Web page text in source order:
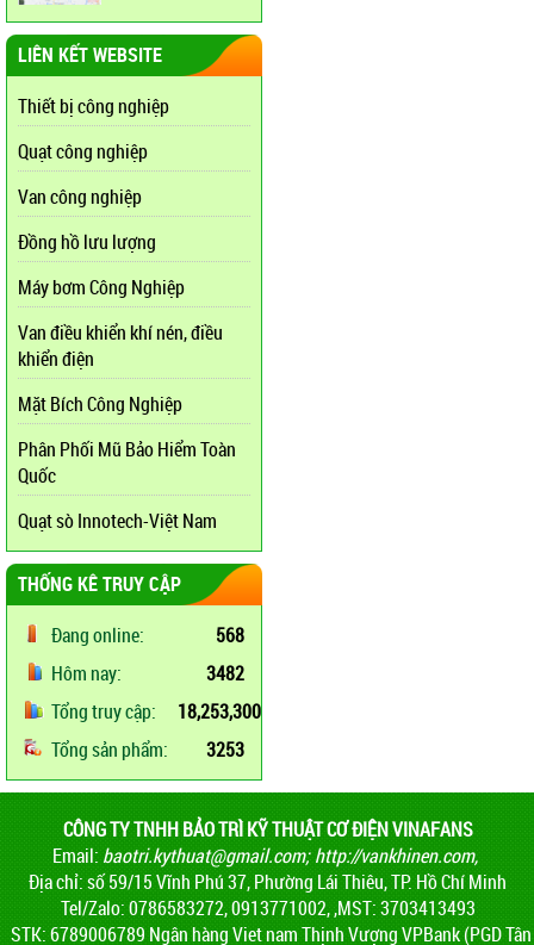
LIÊN KẾT WEBSITE
Thiết bị công nghiệp
Quạt công nghiệp
Van công nghiệp
Đồng hồ lưu lượng
Máy bơm Công Nghiệp
Van điều khiển khí nén, điều
khiển điện
Mặt Bích Công Nghiệp
Phân Phối Mũ Bảo Hiểm Toàn
Quốc
Quạt sò Innotech-Việt Nam
THỐNG KÊ TRUY CẬP
Đang online:
568
Hôm nay:
3482
Tổng truy cập:
18,253,300
Tổng sản phẩm:
3253
CÔNG TY TNHH BẢO TRÌ KỸ THUẬT CƠ ĐIỆN VINAFANS
Email: baotri.kythuat@gmail.com;http://vankhinen.com,
Địa chỉ: số 59/15 Vĩnh Phú 37, Phường Lái Thiêu, TP. Hồ Chí Minh
Tel/Zalo: 0786583272, 0913771002, ,MST: 3703413493
STK: 6789006789 Ngân hàng Viet nam Thịnh Vượng VPBank (PGD Tân